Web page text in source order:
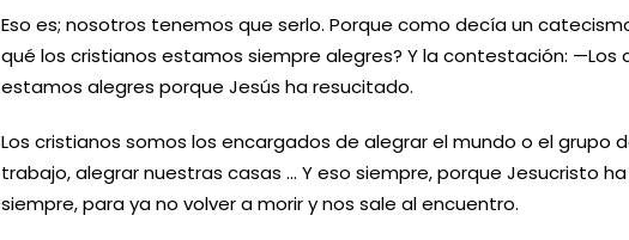
Eso es; nosotros tenemos que serlo. Porque como decía un
qué los cristianos estamos siempre alegres? Y la contestación: —Los
estamos alegres porque Jesús ha resucitado.
Los cristianos somos los encargados de alegrar el mundo o el grupo
trabajo, alegrar nuestras casas … Y eso siempre, porque Jesucristo
siempre, para ya no volver a morir y nos sale al encuentro.